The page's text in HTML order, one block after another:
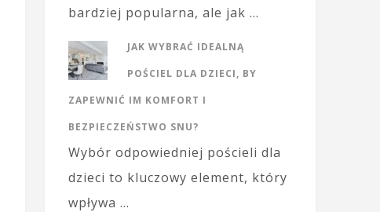
bardziej popularna, ale jak …
JAK WYBRAĆ IDEALNĄ
POŚCIEL DLA DZIECI, BY
ZAPEWNIĆ IM KOMFORT I
BEZPIECZEŃSTWO SNU?
Wybór odpowiedniej pościeli dla
dzieci to kluczowy element, który
wpływa …